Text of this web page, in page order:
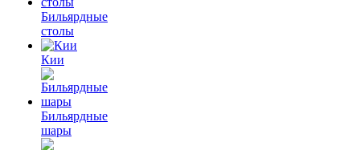
Бильярдные
столы
Кии
Бильярдные
шары